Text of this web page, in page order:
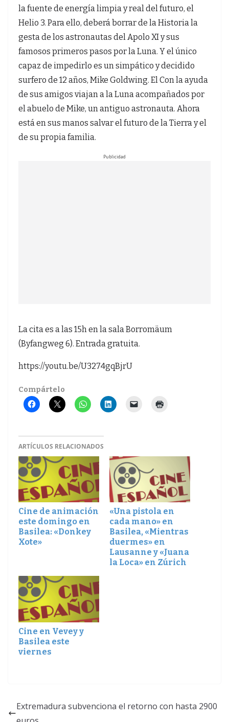
la fuente de energía limpia y real del futuro, el
Helio 3. Para ello, deberá borrar de la Historia la
gesta de los astronautas del Apolo XI y sus
famosos primeros pasos por la Luna. Y el único
capaz de impedirlo es un simpático y decidido
surfero de 12 años, Mike Goldwing. El Con la ayuda
de sus amigos viajan a la Luna acompañados por
el abuelo de Mike, un antiguo astronauta. Ahora
está en sus manos salvar el futuro de la Tierra y el
de su propia familia.
Publicidad
La cita es a las 15h en la sala Borromäum
(Byfangweg 6). Entrada gratuita.
https://youtu.be/U3274gqBjrU
Compártelo
ARTÍCULOS RELACIONADOS
Cine de animación
este domingo en
Basilea: «Donkey
Xote»
«Una pistola en
cada mano» en
Basilea, «Mientras
duermes» en
Lausanne y «Juana
la Loca» en Zúrich
Cine en Vevey y
Basilea este
viernes
Extremadura subvenciona el retorno con hasta 2900